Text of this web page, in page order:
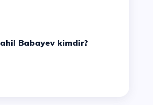
Sahil Babayev kimdir?